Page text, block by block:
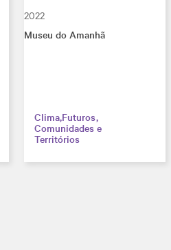
2022
Museu do Amanhã
ClimaFuturos
Comunidades e
Territórios